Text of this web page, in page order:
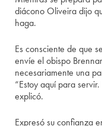
diácono Oliveira dijo
haga.
Es consciente de que
envíe el obispo
necesariamente una
“Estoy aquí para
explicó.
Expresó su confianza